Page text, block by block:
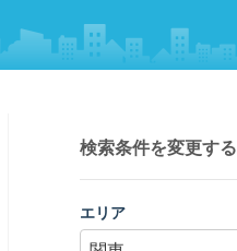
検索条件を変更する
エリア